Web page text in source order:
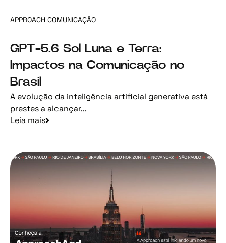
APPROACH COMUNICAÇÃO
GPT-5.6 Sol Luna e Terra:
Impactos na Comunicação no
Brasil
A evolução da inteligência artificial generativa está
prestes a alcançar...
Leia mais